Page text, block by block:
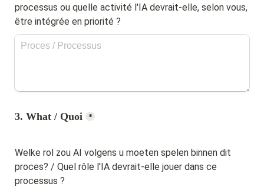
processus ou quelle activité l'IA devrait-elle, selon vous,
être intégrée en priorité ?
3. What / Quoi *
Welke rol zou AI volgens u moeten spelen binnen dit
proces? / Quel rôle l'IA devrait-elle jouer dans ce
processus ?